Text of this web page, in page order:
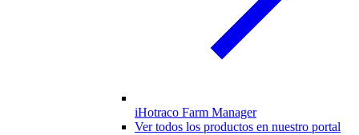
iHotraco Farm Manager
Ver todos los productos en nuestro portal